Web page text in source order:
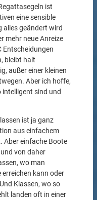
ist
eine sensible
alles geändert wird
mehr neue Anreize
Entscheidungen
bleibt halt
außer einer kleinen
Aber ich hoffe,
intelligent sind und
ist ja ganz
aus einfachem
Aber einfache Boote
von daher
wo man
kann oder
Klassen, wo so
landen oft in einer